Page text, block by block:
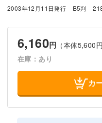
2003年12月11日発行
B5判
6,160円 （本体5,600
在庫：あり
カ